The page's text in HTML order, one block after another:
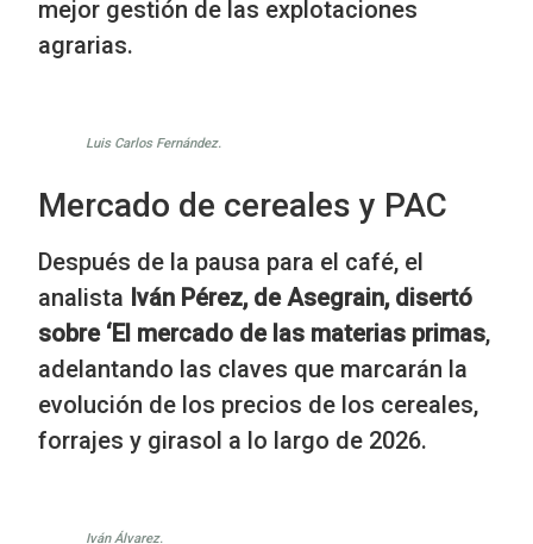
mejor gestión de las explotaciones
agrarias.
Luis Carlos Fernández.
Mercado de cereales y PAC
Después de la pausa para el café, el
analista Iván Pérez, de Asegrain, disertó
sobre ‘El mercado de las materias primas,
adelantando las claves que marcarán la
evolución de los precios de los cereales,
forrajes y girasol a lo largo de 2026.
Iván Álvarez.